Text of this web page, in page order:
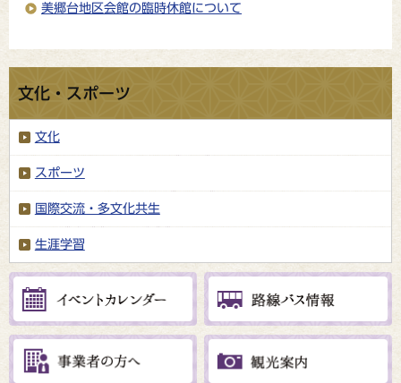
美郷台地区会館の臨時休館について
文化・スポーツ
文化
スポーツ
国際交流・多文化共生
生涯学習